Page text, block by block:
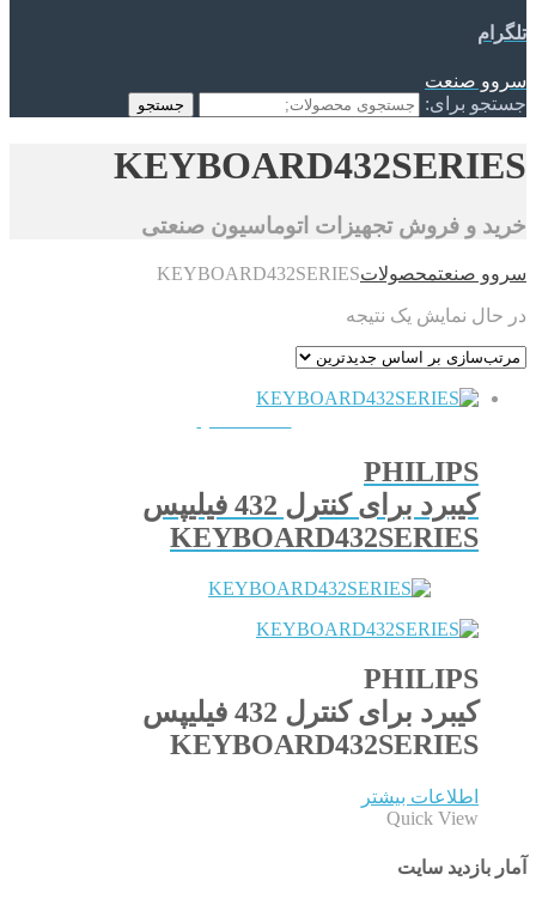
تلگرام
سروو صنعت
جستجو برای:
جستجو
KEYBOARD432SERIES
خرید و فروش تجهیزات اتوماسیون صنعتی
سروو صنعتمحصولاتKEYBOARD432SERIES
در حال نمایش یک نتیجه
PHILIPS
کیبرد برای کنترل 432 فیلیپس
KEYBOARD432SERIES
PHILIPS
کیبرد برای کنترل 432 فیلیپس
KEYBOARD432SERIES
اطلاعات بیشتر
Quick View
آمار بازدید سایت